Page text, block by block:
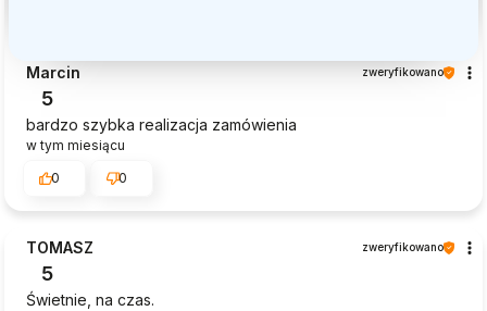
Marcin zweryfikowano
5
bardzo szybka realizacja zamówienia
w tym miesiącu
0
0
TOMASZ zweryfikowano
5
Świetnie, na czas.